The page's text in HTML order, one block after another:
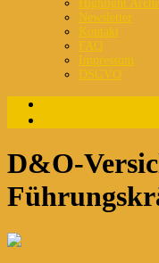
Highlight
Newsletter
Kontakt
FAQ
Impressum
DSGVO
D&O-